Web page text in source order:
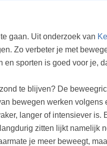
gaan. Uit onderzoek van
Zo verbeter je met
en sporten is goed voor je,
te blijven? De
bewegen werken
langer of intensiever
zitten lijkt namelijk
je meer beweegt,